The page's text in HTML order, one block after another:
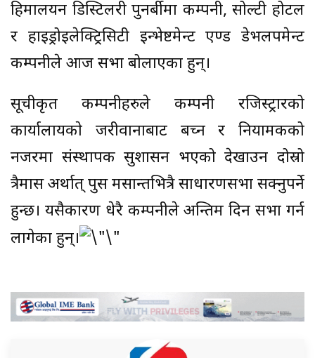
हिमालयन डिस्टिलरी पुनर्बीमा कम्पनी, सोल्टी होटल
र हाइड्रोइलेक्ट्रिसिटी इन्भेष्टमेन्ट एण्ड डेभलपमेन्ट
कम्पनीले आज सभा बोलाएका हुन्।
सूचीकृत कम्पनीहरुले कम्पनी रजिस्ट्रारको
कार्यालायकाे जरीवानाबाट बच्न र नियामकको
नजरमा संस्थापक सुशासन भएको देखाउन दोस्रो
त्रैमास अर्थात् पुस मसान्तभित्रै साधारणसभा सक्नुपर्ने
हुन्छ। यसैकारण धेरै कम्पनीले अन्तिम दिन सभा गर्न
लागेका हुन्।